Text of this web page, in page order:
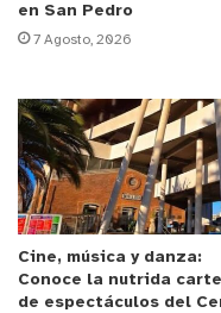
Según señaló el
Seremi de Salud ya
probable que el
hotel quillotano
que realizarán su
habitaciones del
y tú, ¿qué opinas?
en San Pedro
7 Agosto, 2026
Cine, música y danza:
Conoce la nutrida
de espectáculos del